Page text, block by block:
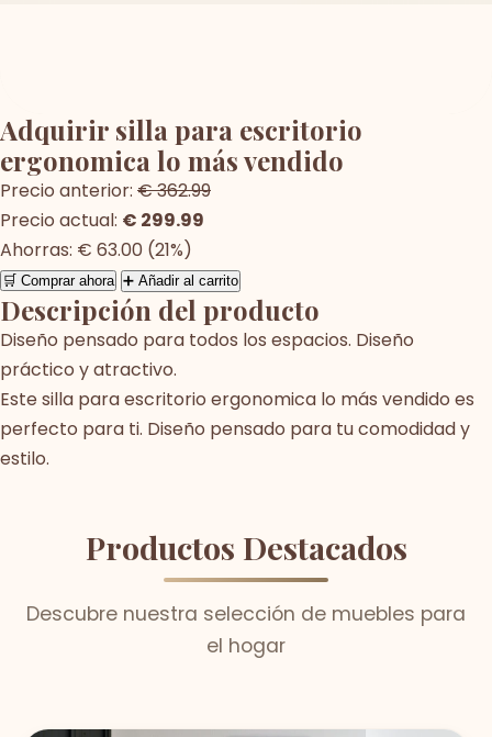
Adquirir silla para escritorio
ergonomica lo más vendido
Precio anterior: € 362.99
Precio actual: € 299.99
Ahorras: € 63.00 (21%)
🛒 Comprar ahora ➕ Añadir al carrito
Descripción del producto
Diseño pensado para todos los espacios. Diseño
práctico y atractivo.
Este silla para escritorio ergonomica lo más vendido es
perfecto para ti. Diseño pensado para tu comodidad y
estilo.
Productos Destacados
Descubre nuestra selección de muebles para
el hogar